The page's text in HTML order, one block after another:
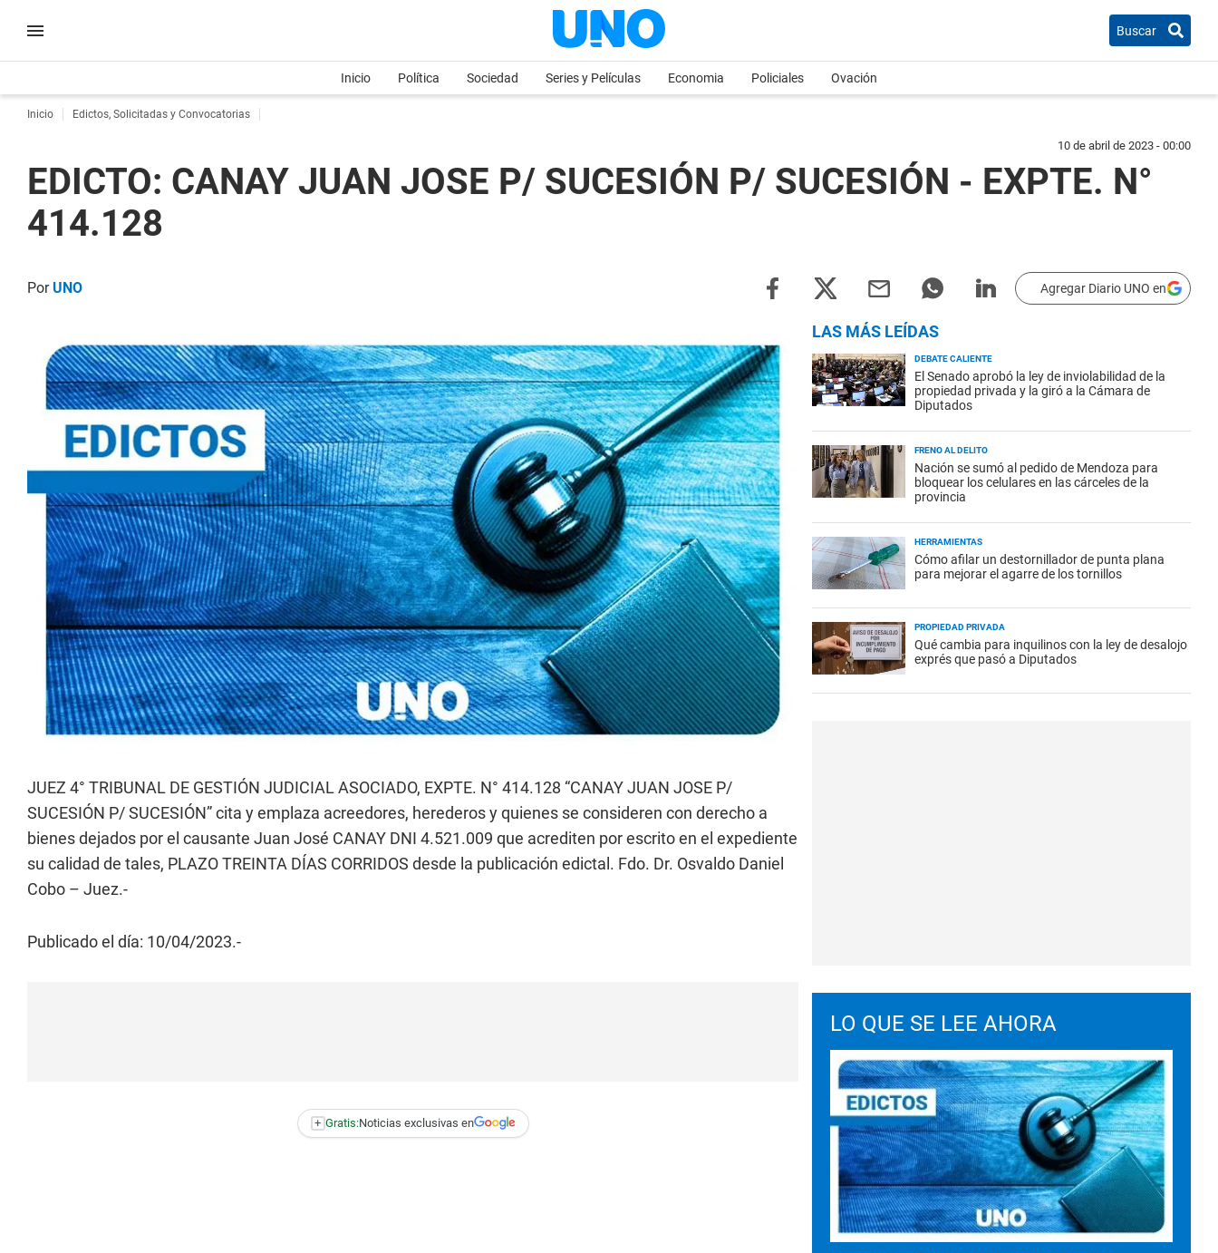
Buscar
Inicio Política Sociedad Series y Películas Economia Policiales Ovación
Inicio Edictos, Solicitadas y Convocatorias
10 de abril de 2023 - 00:00
EDICTO: CANAY JUAN JOSE P/ SUCESIÓN P/ SUCESIÓN - EXPTE. N°
414.128
PorUNO Agregar Diario UNO en
JUEZ 4° TRIBUNAL DE GESTIÓN JUDICIAL ASOCIADO, EXPTE. N° 414.128 “CANAY JUAN JOSE P/
SUCESIÓN P/ SUCESIÓN” cita y emplaza acreedores, herederos y quienes se consideren con derecho a
bienes dejados por el causante Juan José CANAY DNI 4.521.009 que acrediten por escrito en el expediente
su calidad de tales, PLAZO TREINTA DÍAS CORRIDOS desde la publicación edictal. Fdo. Dr. Osvaldo Daniel
Cobo – Juez.-
Publicado el día: 10/04/2023.-
+ Gratis:Noticias exclusivas en
LAS MÁS LEÍDAS
DEBATE CALIENTE
El Senado aprobó la ley de inviolabilidad de la
propiedad privada y la giró a la Cámara de
Diputados
FRENO AL DELITO
Nación se sumó al pedido de Mendoza para
bloquear los celulares en las cárceles de la
provincia
HERRAMIENTAS
Cómo afilar un destornillador de punta plana
para mejorar el agarre de los tornillos
PROPIEDAD PRIVADA
Qué cambia para inquilinos con la ley de desalojo
exprés que pasó a Diputados
LO QUE SE LEE AHORA